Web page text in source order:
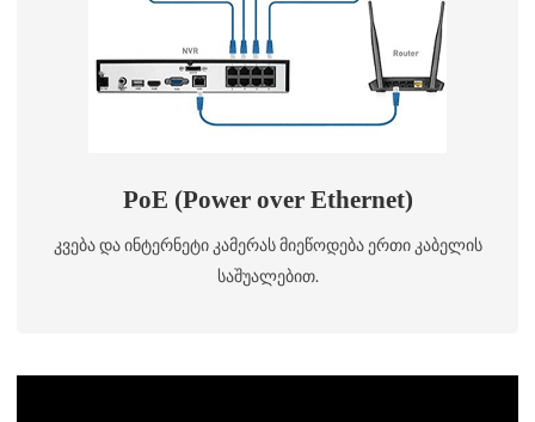
PoE (Power over Ethernet)
კვება და ინტერნეტი კამერას მიეწოდება ერთი კაბელის
საშუალებით.